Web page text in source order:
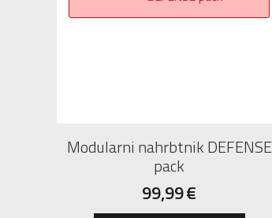
Modularni nahrbtnik DEFENSE
pack
99,99€